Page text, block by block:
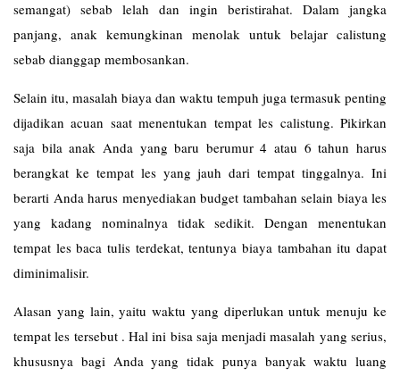
semangat) sebab lelah dan ingin beristirahat. Dalam jangka
panjang, anak kemungkinan menolak untuk belajar calistung
sebab dianggap membosankan.
Selain itu, masalah biaya dan waktu tempuh juga termasuk penting
dijadikan acuan saat menentukan tempat les calistung. Pikirkan
saja bila anak Anda yang baru berumur 4 atau 6 tahun harus
berangkat ke tempat les yang jauh dari tempat tinggalnya. Ini
berarti Anda harus menyediakan budget tambahan selain biaya les
yang kadang nominalnya tidak sedikit. Dengan menentukan
tempat les baca tulis terdekat, tentunya biaya tambahan itu dapat
diminimalisir.
Alasan yang lain, yaitu waktu yang diperlukan untuk menuju ke
tempat les tersebut . Hal ini bisa saja menjadi masalah yang serius,
khususnya bagi Anda yang tidak punya banyak waktu luang